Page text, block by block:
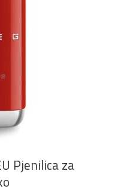
Pjenilica za